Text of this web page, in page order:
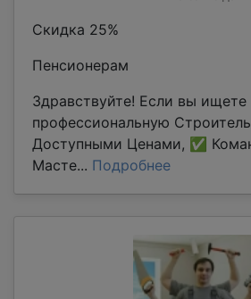
Скидка 25%
Пенсионерам
Здравствуйте! Если вы ищете
профессиональную
Доступными Ценами, ✅
Масте... Подробнее